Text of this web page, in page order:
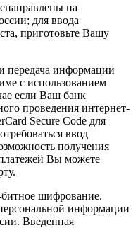
на
для ввода
приготовьте Вашу
информации
с использованием
если Ваш банк
проведения интернет-
Secure Code для
ввод
получения
Вы можете
шифрование.
информации
Введенная